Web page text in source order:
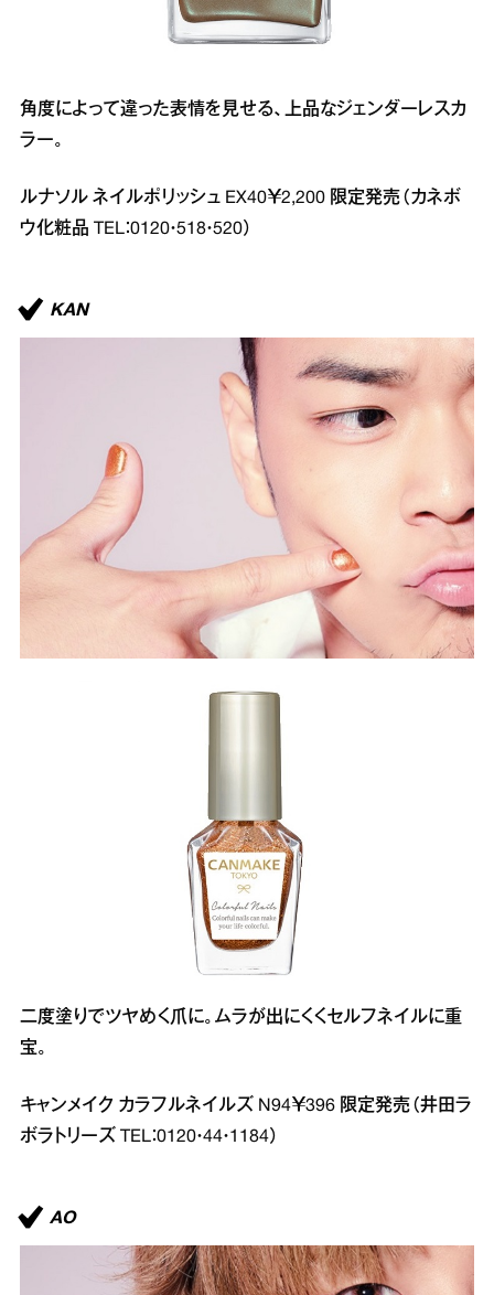
角度によって違った表情を見せる、上品なジェンダーレスカ
ラー。
ルナソル ネイルポリッシュ EX40￥2,200 限定発売（カネボ
ウ化粧品 TEL：0120・518・520）
KAN
二度塗りでツヤめく爪に。ムラが出にくくセルフネイルに重
宝。
キャンメイク カラフルネイルズ N94￥396 限定発売（井田ラ
ボラトリーズ TEL：0120・44・1184）
AO